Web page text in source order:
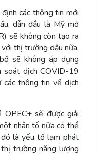
các thông tin mới
dẫn đầu là Mỹ mở
sẽ không còn tạo ra
thị trường dầu nữa.
sẽ không áp dụng
soát dịch COVID-19
các thông tin về dịch
OPEC+ sẽ được giải
nhân tố nữa có thể
đó là yếu tố lạm phát
trường năng lượng